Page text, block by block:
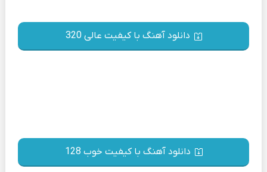
دانلود آهنگ با کیفیت عالی 320
دانلود آهنگ با کیفیت خوب 128